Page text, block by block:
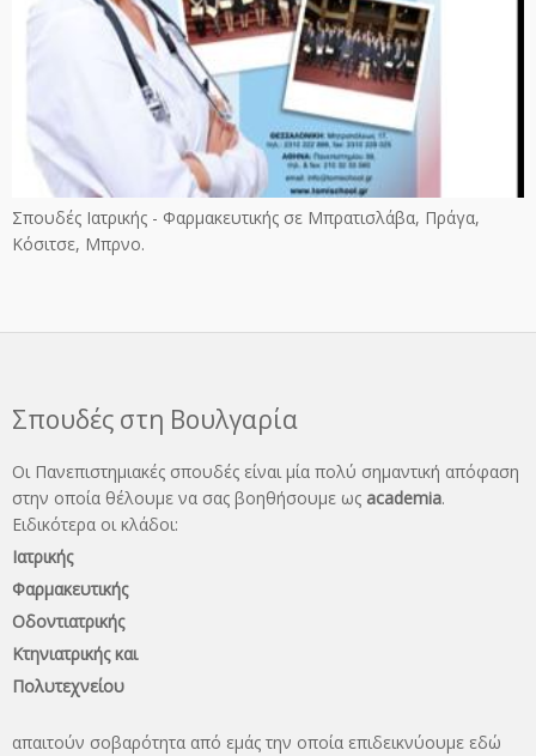
Σπουδές Ιατρικής - Φαρμακευτικής σε Μπρατισλάβα, Πράγα,
Κόσιτσε, Μπρνο.
Σπουδές στη Βουλγαρία
Οι Πανεπιστημιακές σπουδές είναι μία πολύ σημαντική απόφαση
στην οποία θέλουμε να σας βοηθήσουμε ως academia.
Ειδικότερα οι κλάδοι:
Ιατρικής
Φαρμακευτικής
Οδοντιατρικής
Κτηνιατρικής και
Πολυτεχνείου
απαιτούν σοβαρότητα από εμάς την οποία επιδεικνύουμε εδώ